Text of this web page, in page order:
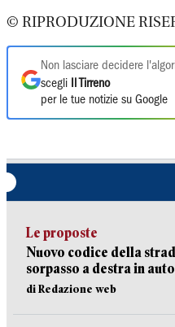
© RIPRODUZIONE
Non lasciare decidere
scegli
Il Tirreno
per le tue notizie su Google
Le proposte
Nuovo codice della
sorpasso a destra in
di Redazione web